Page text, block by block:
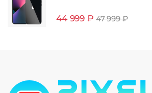
44 999 ₽ 47 999₽